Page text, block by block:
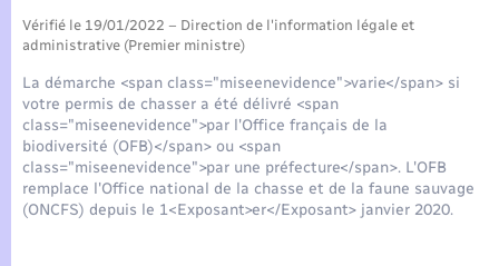
Seniors
Transports
Voirie et espace public
Vérifié le 19/01/2022 – Direction de l'information légale et
administrative (Premier ministre)
La démarche <span class="miseenevidence">varie</span> si
votre permis de chasser a été délivré <span
class="miseenevidence">par l'Office français de la
biodiversité (OFB)</span> ou <span
class="miseenevidence">par une préfecture</span>. L'OFB
remplace l'Office national de la chasse et de la faune sauvage
(ONCFS) depuis le 1<Exposant>er</Exposant> janvier 2020.